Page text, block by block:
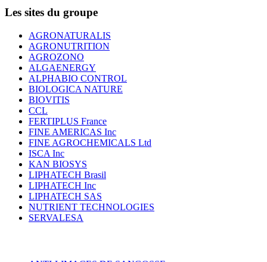
Les sites du groupe
AGRONATURALIS
AGRONUTRITION
AGROZONO
ALGAENERGY
ALPHABIO CONTROL
BIOLOGICA NATURE
BIOVITIS
CCL
FERTIPLUS France
FINE AMERICAS Inc
FINE AGROCHEMICALS Ltd
ISCA Inc
KAN BIOSYS
LIPHATECH Brasil
LIPHATECH Inc
LIPHATECH SAS
NUTRIENT TECHNOLOGIES
SERVALESA